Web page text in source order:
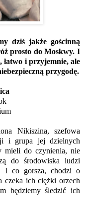
dziś jakże gościnną
prosto do Moskwy. I
łatwo i przyjemnie, ale
przygodę.
Nikiszina, szefowa
i grupa jej dzielnych
mieli do czynienia, nie
do środowiska ludzi
I co gorsza, chodzi o
czeka ich ciężki orzech
będziemy śledzić ich